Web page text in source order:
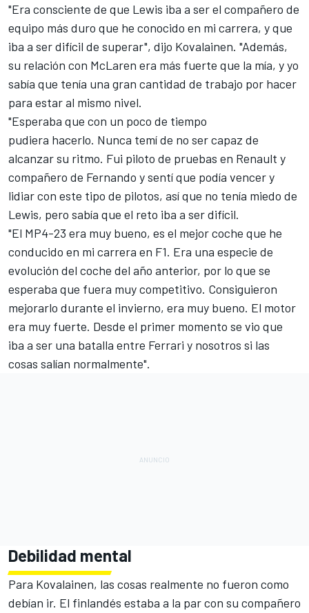
"Era consciente de que Lewis iba a ser el compañero de
equipo más duro que he conocido en mi carrera, y que
iba a ser difícil de superar", dijo Kovalainen. "Además,
su relación con McLaren era más fuerte que la mía, y yo
sabía que tenía una gran cantidad de trabajo por hacer
para estar al mismo nivel.
"Esperaba que con un poco de tiempo
pudiera hacerlo. Nunca temí de no ser capaz de
alcanzar su ritmo. Fui piloto de pruebas en Renault y
compañero de Fernando y sentí que podía vencer y
lidiar con este tipo de pilotos, así que no tenía miedo de
Lewis, pero sabía que el reto iba a ser difícil.
"El MP4-23 era muy bueno, es el mejor coche que he
conducido en mi carrera en F1. Era una especie de
evolución del coche del año anterior, por lo que se
esperaba que fuera muy competitivo. Consiguieron
mejorarlo durante el invierno, era muy bueno. El motor
era muy fuerte. Desde el primer momento se vio que
iba a ser una batalla entre Ferrari y nosotros si las
cosas salían normalmente".
Debilidad mental
Para Kovalainen, las cosas realmente no fueron como
debían ir. El finlandés estaba a la par con su compañero